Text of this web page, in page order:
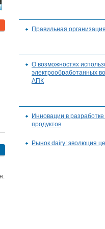
Правильная
О возможностях
электрообработанных
АПК
Инновации в
продуктов
Рынок dairy: эволюция